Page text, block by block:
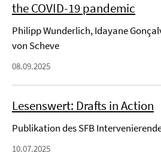
the COVID-19 pandemic
Philipp Wunderlich, Idayane
von Scheve
08.09.2025
Lesenswert: Drafts in Action
Publikation des SFB
10.07.2025